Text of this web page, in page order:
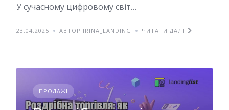
У сучасному цифровому світ…
23.04.2025 АВТОР IRINA_LANDING ЧИТАТИ ДАЛІ
ПРОДАЖІ